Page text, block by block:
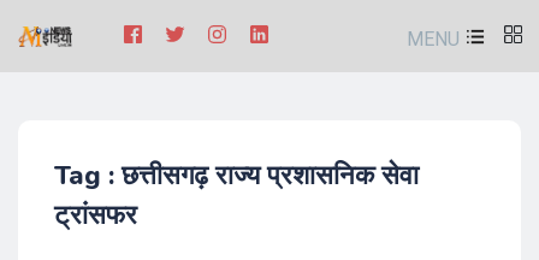
MENU
Tag : छत्तीसगढ़ राज्य प्रशासनिक सेवा
ट्रांसफर